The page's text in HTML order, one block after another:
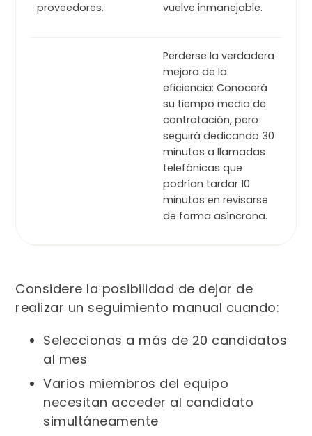
proveedores.
vuelve inmanejable.
Perderse la verdadera
mejora de la
eficiencia: Conocerá
su tiempo medio de
contratación, pero
seguirá dedicando 30
minutos a llamadas
telefónicas que
podrían tardar 10
minutos en revisarse
de forma asíncrona.
Considere la posibilidad de dejar de
realizar un seguimiento manual cuando:
Seleccionas a más de 20 candidatos
al mes
Varios miembros del equipo
necesitan acceder al candidato
simultáneamente